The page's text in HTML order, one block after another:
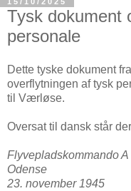
15/10/2025
Tysk dokument
personale
Dette tyske dokument
overflytningen af tysk
til Værløse.
Oversat til dansk står
Flyvepladskommando A
Odense
23. november 1945